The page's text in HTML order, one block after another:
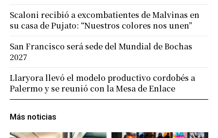
Más noticias
Scaloni recibió a excombatientes de Malvinas en
su casa de Pujato: “Nuestros colores nos unen”
San Francisco será sede del Mundial de Bochas
2027
Llaryora llevó el modelo productivo cordobés a
Palermo y se reunió con la Mesa de Enlace